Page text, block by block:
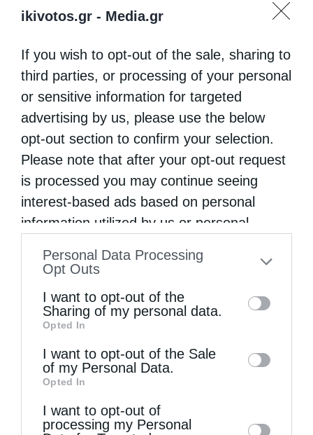
ikivotos.gr - Media.gr
If you wish to opt-out of the sale, sharing to
third parties, or processing of your personal
or sensitive information for targeted
advertising by us, please use the below
opt-out section to confirm your selection.
Please note that after your opt-out request
is processed you may continue seeing
interest-based ads based on personal
information utilized by us or personal
to your opt-out. You may separately opt-out
information by third parties on the IAB’s list
of downstream participants. This
information may also be disclosed by us to
third parties on theIAB’s List of
Downstream Participants
disclose it to other third parties.
Personal Data Processing
Opt Outs
I want to opt-out of the
Sharing of my personal data.
Opted In
I want to opt-out of the Sale
of my Personal Data.
Opted In
I want to opt-out of
processing my Personal
απόikivotos 22 Οκτωβρίου 2024
Δευτέρα 21 Οκτωβρίου 2024 Αρχιερατική
Θεία Λειτουργία επί τη σεπτή μνήμη της
Ανακομιδής των Ιερών Λειψάνων του Οσίου
Χριστοδούλου του εν Πάτμω στο Ιερό …
Επικαιρότητα Μητροπόλεις